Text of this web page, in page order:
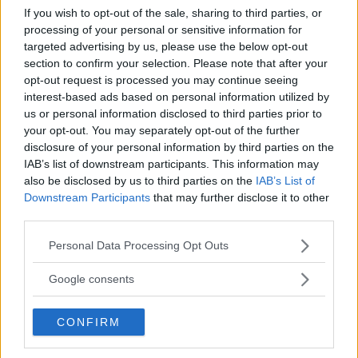
If you wish to opt-out of the sale, sharing to third parties, or
processing of your personal or sensitive information for
targeted advertising by us, please use the below opt-out
section to confirm your selection. Please note that after your
opt-out request is processed you may continue seeing
interest-based ads based on personal information utilized by
us or personal information disclosed to third parties prior to
your opt-out. You may separately opt-out of the further
disclosure of your personal information by third parties on the
IAB’s list of downstream participants. This information may
also be disclosed by us to third parties on the IAB’s List of
Downstream Participants that may further disclose it to other
Please note that this website/app uses one or more Google
not limited to your visit or usage behaviour. You may click to
use your data for below specified purposes in below Google
consent section.
Personal Data Processing Opt Outs
Google consents
CONFIRM
18 Juli 2021
Behöver inspiration till nästa klockköp. Vill ha en vintage racing klocka.
Så bomba med bilder på era.
theargonaut
SeikoZ
Diamant 2-Faktor
Den stora vintage kronograftråden
Med bakgrund av alla fina kronografer som finns på forumet tänkte jag att vi
samlar så mycket av det som möjligt i den här (förhoppningsvis) stora
kronograftråden. Här kan vi kronografnördar gotta oss i bilder,
frågeställningar samt allmänt nörderi:) Jag börjar med mina nuvarande
klocksnack.se